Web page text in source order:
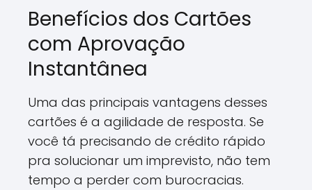
Benefícios dos Cartões
com Aprovação
Instantânea
Uma das principais vantagens desses
cartões é a agilidade de resposta. Se
você tá precisando de crédito rápido
pra solucionar um imprevisto, não tem
tempo a perder com burocracias.